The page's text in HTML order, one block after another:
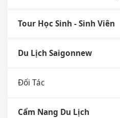
Tour Học Sinh - Sinh Viên
Du Lịch Saigonnew
Đối Tác
Cẩm Nang Du Lịch